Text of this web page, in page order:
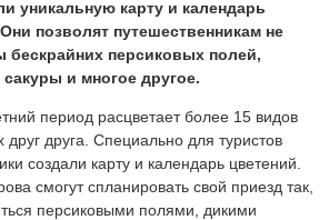
уникальную карту и календарь
позволят путешественникам не
бескрайних персиковых полей,
и многое другое.
период расцветает более 15 видов
друга. Специально для туристов
создали карту и календарь цветений.
смогут спланировать свой приезд так,
персиковыми полями, дикими